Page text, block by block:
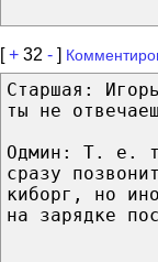
[+ 32 - ]
Старшая:
ты не
Одмин: Т. е.
сразу
киборг, но
на зарядке